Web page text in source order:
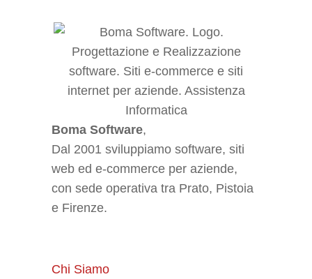
Boma Software,
Dal 2001 sviluppiamo software, siti
web ed e-commerce per aziende,
con sede operativa tra Prato, Pistoia
e Firenze.
Chi Siamo